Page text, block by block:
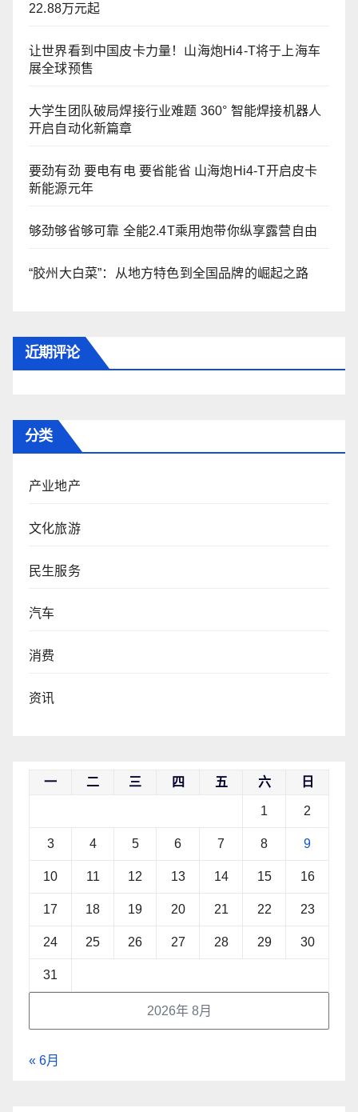
22.88万元起
让世界看到中国皮卡力量！山海炮Hi4-T将于上海车
展全球预售
大学生团队破局焊接行业难题 360° 智能焊接机器人
开启自动化新篇章
要劲有劲 要电有电 要省能省 山海炮Hi4-T开启皮卡
新能源元年
够劲够省够可靠 全能2.4T乘用炮带你纵享露营自由
“胶州大白菜”：从地方特色到全国品牌的崛起之路
近期评论
分类
产业地产
文化旅游
民生服务
汽车
消费
资讯
2026年 8月
一 二 三 四 五 六 日
1 2
3 4 5 6 7 8 9
10 11 12 13 14 15 16
17 18 19 20 21 22 23
24 25 26 27 28 29 30
31
« 6月